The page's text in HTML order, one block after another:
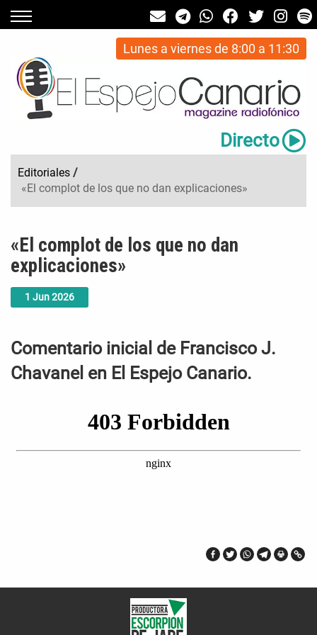
Lunes a viernes de 8:00 a 11:30
Directo
Editoriales /
«El complot de los que no dan explicaciones»
1 Jun2026
«El complot de los que no dan
explicaciones»
Comentario inicial de Francisco J.
Chavanel en El Espejo Canario.